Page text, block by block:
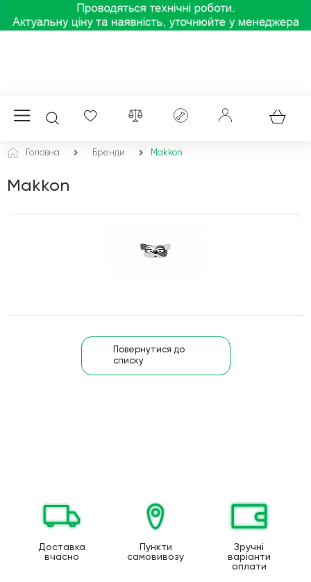
Головна Бренди Makkon
Makkon
Повернутися до
списку
Доставка
вчасно
Пункти
самовивозу
Зручні
варіанти
оплати